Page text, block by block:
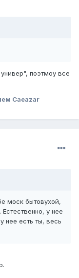
поэтмоу все
Caeazar
моск бытовухой,
у нее
нее есть ты, весь